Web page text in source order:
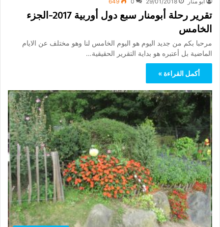
تقرير رحلة أبومنار سبع دول أوربية 2017-الجزء
الخامس
مرحبا بكم من جديد اليوم هو اليوم الخامس لنا وهو مختلف عن الايام
الماضية بل أعتبره هو بداية التقرير الحقيقية…
أكمل القراءة »